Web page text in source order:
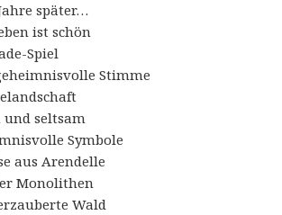
später…
ist schön
Spiel
Stimme
und seltsam
Symbole
aus Arendelle
Monolithen
Wald